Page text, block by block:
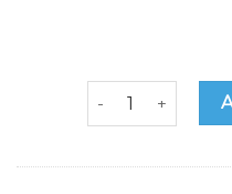
zaino uomo